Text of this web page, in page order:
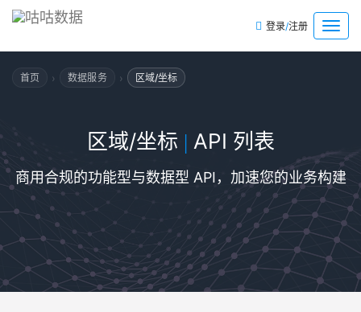
菜
单
登录/注册
首页 › 数据服务 › 区域/坐标
区域/坐标 | API 列表
商用合规的功能型与数据型 API，加速您的业务构建